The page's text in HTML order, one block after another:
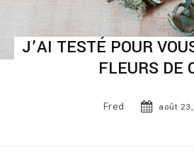
J’AI TESTÉ POUR
FLEURS DE
Fred août